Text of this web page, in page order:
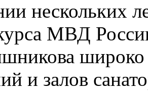
нескольких
МВД
широко
и залов